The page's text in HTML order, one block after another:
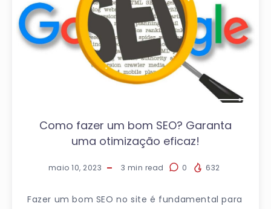
Como fazer um bom SEO? Garanta
uma otimização eficaz!
maio 10, 2023 3 min read 0 632
Fazer um bom SEO no site é fundamental para